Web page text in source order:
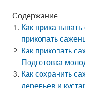
Содержание
Как
прикопать
Как прикопать
Подготовка
Как сохранить
деревьев и